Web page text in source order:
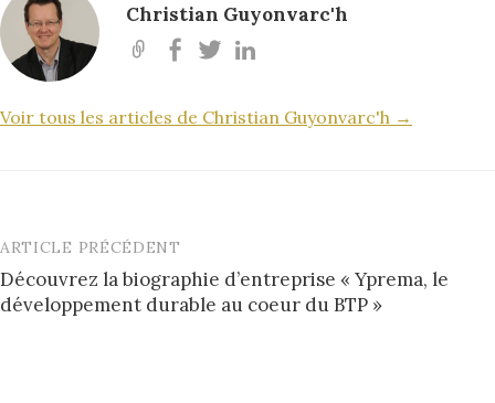
Christian Guyonvarc'h
Voir tous les articles de Christian Guyonvarc'h →
Post
navigation
ARTICLE PRÉCÉDENT
Découvrez la biographie d’entreprise « Yprema, le
développement durable au coeur du BTP »